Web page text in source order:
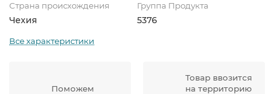
Страна происхождения
Чехия
Группа Продукта
5376
Все характеристики
Поможем
Товар ввозится
на территорию